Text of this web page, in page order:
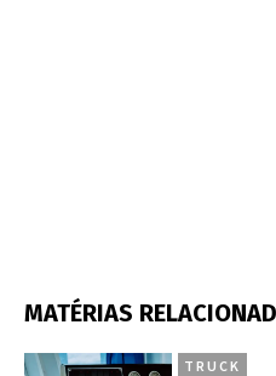
MATÉRIAS
TRUCK